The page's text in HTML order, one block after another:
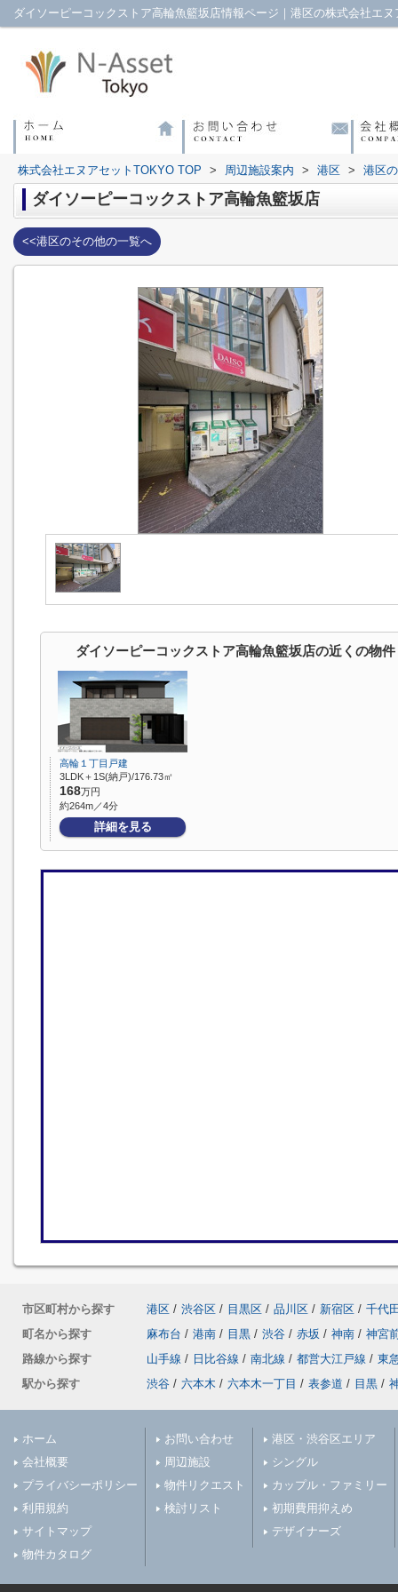
ダイソーピーコックストア高輪魚籃坂店情報ページ｜港区の株式会社エ
株式会社エヌアセットTOKYO TOP > 周辺施設案内 > 港区 > 港区
ダイソーピーコックストア高輪魚籃坂店
<<港区のその他の一覧へ
ダイソーピーコックストア高輪魚籃坂店の近くの物件
高輪１丁目戸建
3LDK＋1S(納戸)/176.73㎡
168万円
約264m／4分
詳細を見る
市区町村から探す 港区 / 渋谷区 / 目黒区 / 品川区 / 新宿区 / 千代
町名から探す
麻布台 / 港南 / 目黒 / 渋谷 / 赤坂 / 神南 / 神宮
路線から探す
山手線 / 日比谷線 / 南北線 / 都営大江戸線 / 東
駅から探す
渋谷 / 六本木 / 六本木一丁目 / 表参道 / 目黒 /
ホーム
会社概要
プライバシーポリシー
利用規約
サイトマップ
物件カタログ
お問い合わせ
周辺施設
物件リクエスト
検討リスト
港区・渋谷区エリア
シングル
カップル・ファミリー
初期費用抑えめ
デザイナーズ